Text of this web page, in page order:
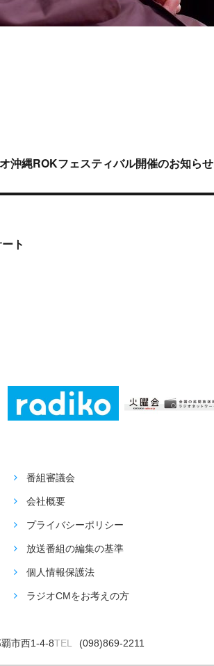
沖縄ROKフェスティバル開催のお知らせ
ト
番組審議会
会社概要
プライバシーポリシー
放送番組の編集の基準
個人情報保護法
ラジオCMをお考えの方
市西1-4-8TEL (098)869-2211